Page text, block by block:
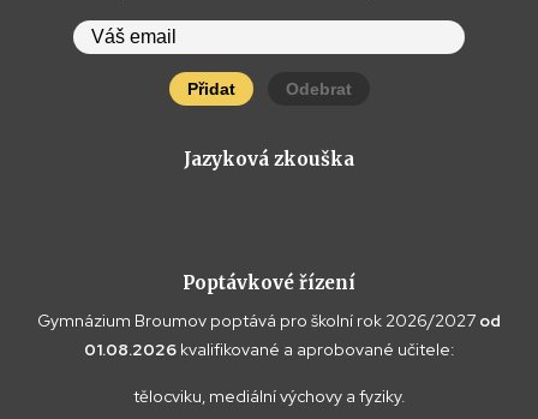
Přidat Odebrat
Jazyková zkouška
Poptávkové řízení
Gymnázium Broumov poptává pro školní rok 2026/2027 od
01.08.2026 kvalifikované a aprobované učitele:
tělocviku, mediální výchovy a fyziky.